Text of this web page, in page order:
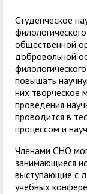
Студенческое
общественной
добровольной
повышать
них творческое
проведения
проводится в
процессом и
Членами СНО
занимающиеся
выступающие с
учебных